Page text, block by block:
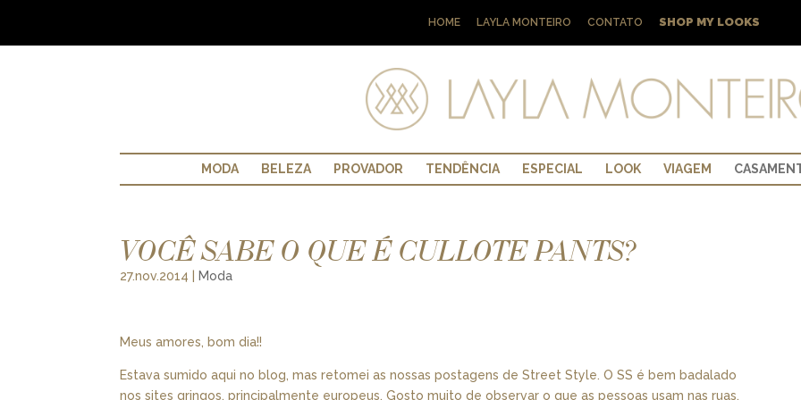
HOME LAYLA MONTEIRO CONTATO SHOP MY LOOKS
MODA BELEZA PROVADOR TENDÊNCIA ESPECIAL LOOK VIAGEM
VOCÊ SABE O QUE É CULLOTE PANTS?
27.nov.2014 Moda
Meus amores, bom dia!!
Estava sumido aqui no blog, mas retomei as nossas postagens de Street Style. O SS é bem badalado
nos sites gringos, principalmente europeus. Gosto muito de observar o que as pessoas usam nas ruas.